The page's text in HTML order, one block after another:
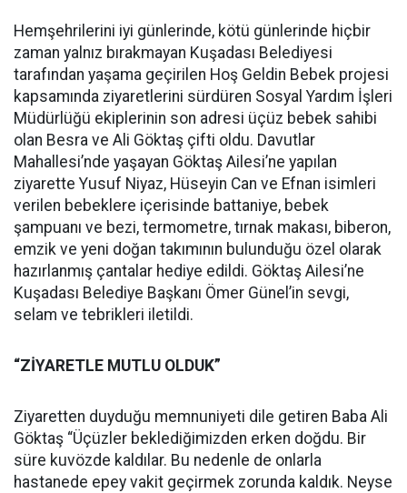
Hemşehrilerini iyi günlerinde, kötü günlerinde hiçbir
zaman yalnız bırakmayan Kuşadası Belediyesi
tarafından yaşama geçirilen Hoş Geldin Bebek projesi
kapsamında ziyaretlerini sürdüren Sosyal Yardım İşleri
Müdürlüğü ekiplerinin son adresi üçüz bebek sahibi
olan Besra ve Ali Göktaş çifti oldu. Davutlar
Mahallesi’nde yaşayan Göktaş Ailesi’ne yapılan
ziyarette Yusuf Niyaz, Hüseyin Can ve Efnan isimleri
verilen bebeklere içerisinde battaniye, bebek
şampuanı ve bezi, termometre, tırnak makası, biberon,
emzik ve yeni doğan takımının bulunduğu özel olarak
hazırlanmış çantalar hediye edildi. Göktaş Ailesi’ne
Kuşadası Belediye Başkanı Ömer Günel’in sevgi,
selam ve tebrikleri iletildi.
“ZİYARETLE MUTLU OLDUK”
Ziyaretten duyduğu memnuniyeti dile getiren Baba Ali
Göktaş “Üçüzler beklediğimizden erken doğdu. Bir
süre kuvözde kaldılar. Bu nedenle de onlarla
hastanede epey vakit geçirmek zorunda kaldık. Neyse